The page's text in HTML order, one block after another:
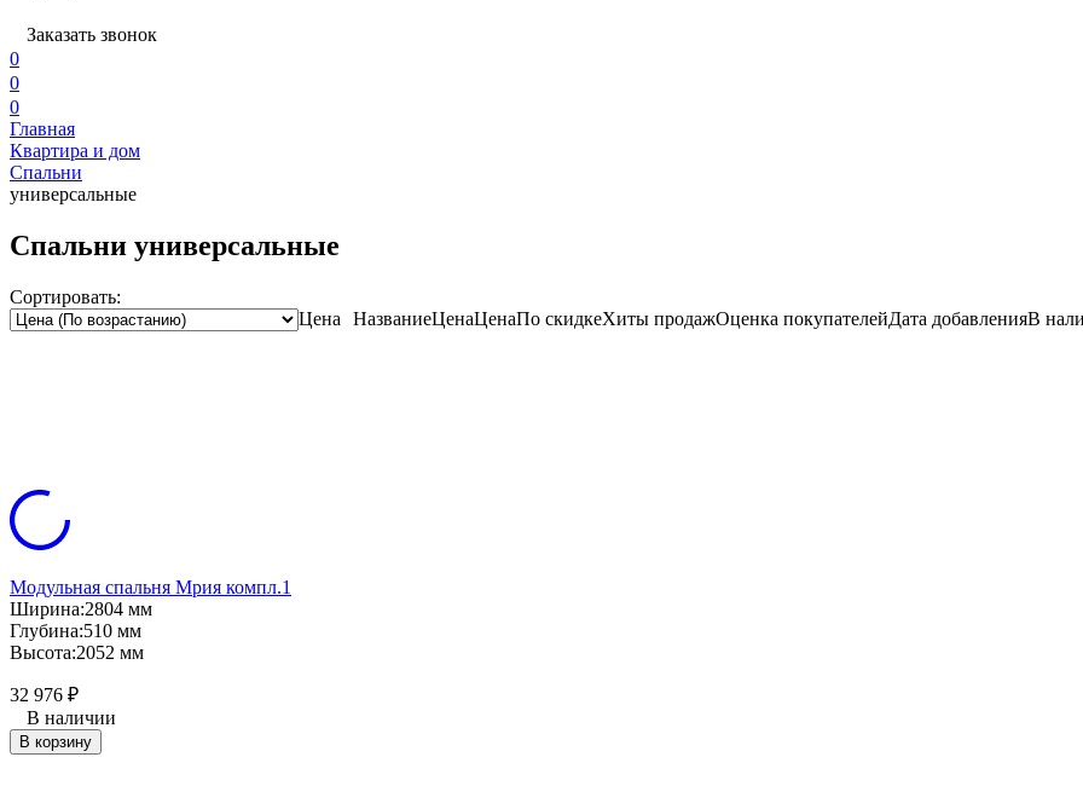
Заказать звонок
0
0
0
Главная
Квартира и дом
Спальни
универсальные
Спальни универсальные
Сортировать:
Цена
НазваниеЦенаЦенаПо скидкеХиты продажОценка покупателейДата добавленияВ
Модульная спальня Мрия компл.1
Ширина:2804 мм
Глубина:510 мм
Высота:2052 мм
32 976 ₽
В наличии
В корзину